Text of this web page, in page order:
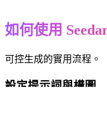
如何使用
可控生成的實用流程。
設定提示詞與構圖